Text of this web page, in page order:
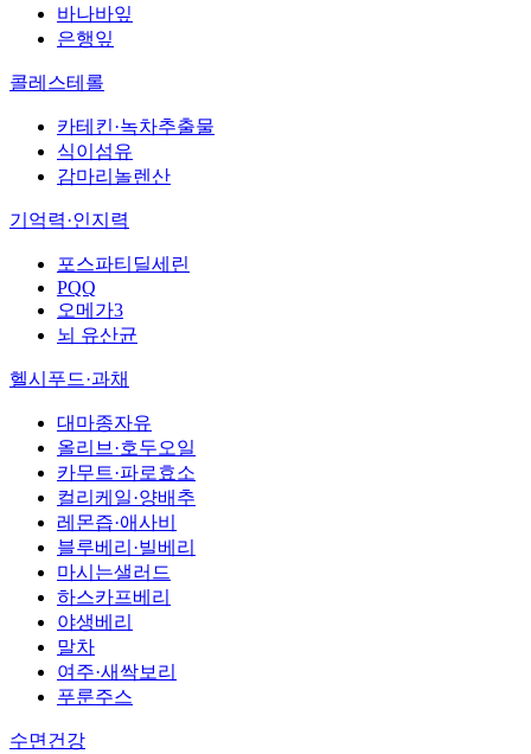
바나바잎
은행잎
콜레스테롤
카테킨·녹차추출물
식이섬유
감마리놀렌산
기억력·인지력
포스파티딜세린
PQQ
오메가3
뇌 유산균
헬시푸드·과채
대마종자유
올리브·호두오일
카무트·파로효소
컬리케일·양배추
레몬즙·애사비
블루베리·빌베리
마시는샐러드
하스카프베리
야생베리
말차
여주·새싹보리
푸룬주스
수면건강